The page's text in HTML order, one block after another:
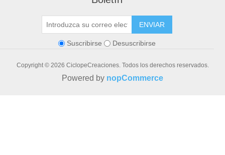
ENVIAR
Suscribirse Desuscribirse
Copyright © 2026 CiclopeCreaciones. Todos los derechos reservados.
Powered by nopCommerce